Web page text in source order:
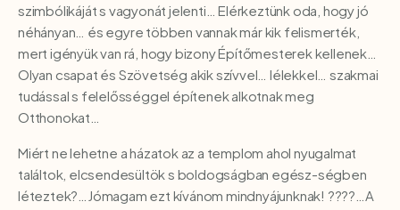
szimbólikáját s vagyonát jelenti… Elérkeztünk oda, hogy jó
néhányan… és egyre többen vannak már kik felismerték,
mert igényük van rá, hogy bizony Építőmesterek kellenek…
Olyan csapat és Szövetség akik szívvel… lélekkel… szakmai
tudással s felelősséggel építenek alkotnak meg
Otthonokat…
Miért ne lehetne a házatok az a templom ahol nyugalmat
találtok, elcsendesültök s boldogságban egész-ségben
léteztek?…Jómagam ezt kívánom mindnyájunknak! ????…A